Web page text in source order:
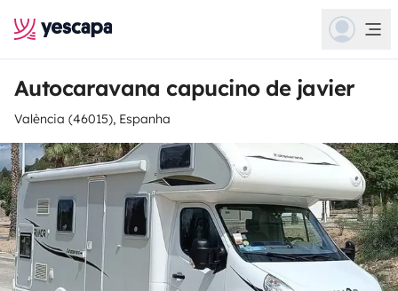
Autocaravana capucino de javier
València (46015), Espanha